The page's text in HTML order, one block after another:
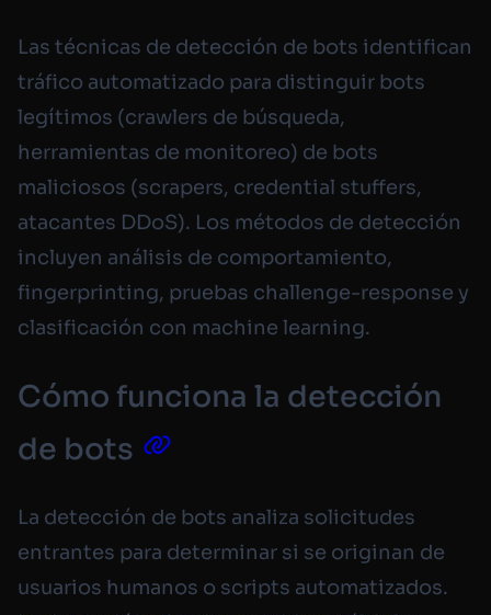
Las técnicas de detección de bots identifican
tráfico automatizado para distinguir bots
legítimos (crawlers de búsqueda,
herramientas de monitoreo) de bots
maliciosos (scrapers, credential stuffers,
atacantes DDoS). Los métodos de detección
incluyen análisis de comportamiento,
fingerprinting, pruebas challenge-response y
clasificación con machine learning.
Cómo funciona la detección
de bots
La detección de bots analiza solicitudes
entrantes para determinar si se originan de
usuarios humanos o scripts automatizados.